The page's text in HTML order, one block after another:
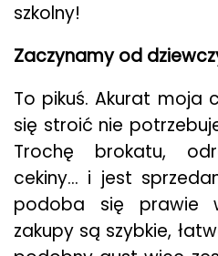
szkolny!
Zaczynamy od
To pikuś. Akurat moja
się stroić nie
Trochę brokatu,
cekiny… i jest
podoba się prawie
zakupy są szybkie,